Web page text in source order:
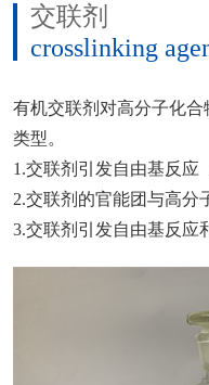
交联剂
crosslinking
有机交联剂对高分子化
类型。
1.交联剂引发自由基反应
2.交联剂的官能团与高分
3.交联剂引发自由基反应